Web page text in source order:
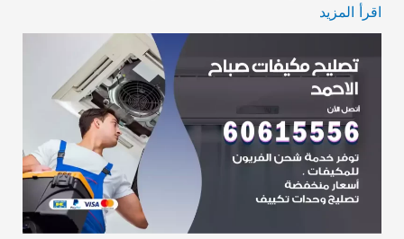
اقرأ المزيد